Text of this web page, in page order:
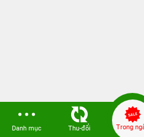
Danh mục Thu-đổi Trong